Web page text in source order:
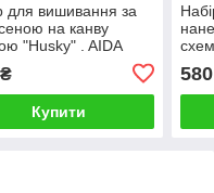
для вишивання за
на канву
"Husky" . AIDA
Купити
580